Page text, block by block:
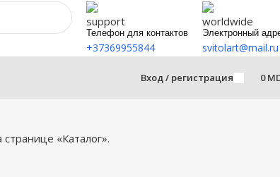
Телефон для контактов
+37369955844
Электронный
svitolart@mail.ru
Вход / регистрация 0
«Каталог».